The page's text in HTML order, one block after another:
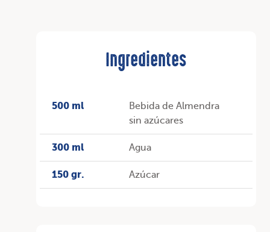
Ingredientes
500 ml
Bebida de Almendra
sin azúcares
300 ml Agua
150 gr. Azúcar